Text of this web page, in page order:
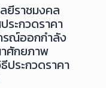
ยีราชมงคล
ระกวดราคา
ณ์ออกกำลัง
ศักยภาพ
ประกวดราคา